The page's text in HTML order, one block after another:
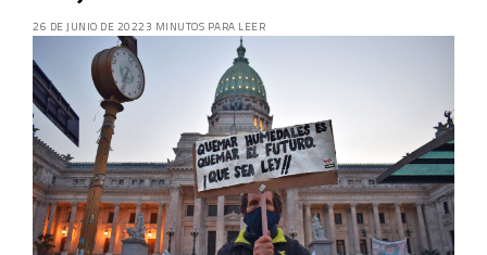
26 DE JUNIO DE 2022 3 MINUTOS PARA LEER